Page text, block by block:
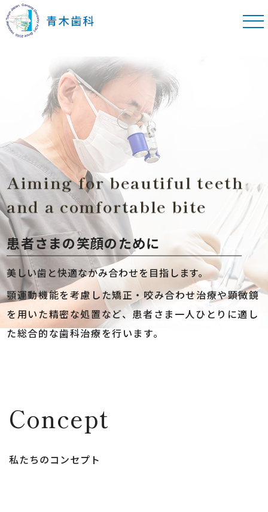
Aiming for beautiful teeth
and a comfortable bite
患者さまの笑顔のために
美しい歯と快適なかみ合わせを目指します。
顎運動機能を考慮した矯正・咬み合わせ治療や顕微鏡
を用いた精密な処置など、患者さま一人ひとりに適し
た総合的な歯科治療を行います。
Concept
私たちのコンセプト